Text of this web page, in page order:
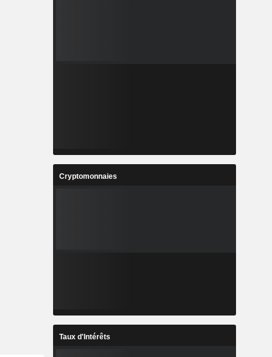
Cryptomonnaies
Taux d'Intérêts